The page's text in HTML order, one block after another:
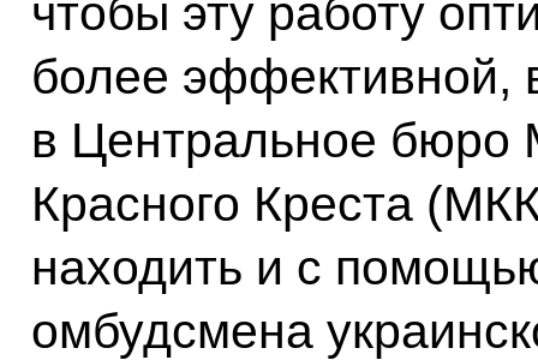
чтобы эту работу
более эффективной,
в Центральное бюро
Красного Креста
находить и с
омбудсмена